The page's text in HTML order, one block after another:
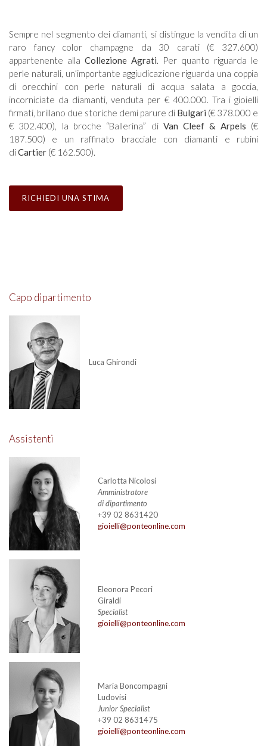
Sempre nel segmento dei diamanti, si distingue la vendita di un
raro fancy color champagne da 30 carati (€ 327.600)
appartenente alla Collezione Agrati. Per quanto riguarda le
perle naturali, un’importante aggiudicazione riguarda una coppia
di orecchini con perle naturali di acqua salata a goccia,
incorniciate da diamanti, venduta per € 400.000. Tra i gioielli
firmati, brillano due storiche demi parure di Bulgari (€ 378.000 e
€ 302.400), la broche “Ballerina” di Van Cleef & Arpels (€
187.500) e un raffinato bracciale con diamanti e rubini
diCartier (€ 162.500).
RICHIEDI UNA STIMA
Capo dipartimento
Luca Ghirondi
Assistenti
Carlotta Nicolosi
Amministratore
di dipartimento
+39 02 8631420
gioielli@ponteonline.com
Eleonora Pecori
Giraldi
Specialist
gioielli@ponteonline.com
Maria Boncompagni
Ludovisi
Junior Specialist
+39 02 8631475
gioielli@ponteonline.com